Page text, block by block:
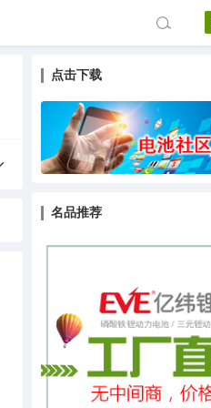
点击下载
名品推荐